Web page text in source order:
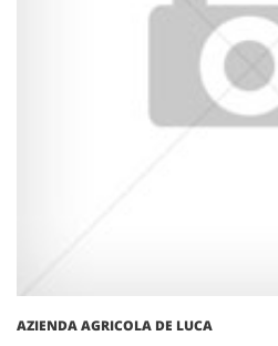
AZIENDA AGRICOLA DE LUCA